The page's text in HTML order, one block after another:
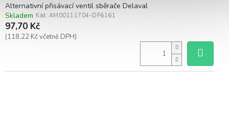
Alternativní přisávací ventil sběrače Delaval
Skladem Kód: AM00111704-DF6161
97,70 Kč
(118,22 Kč včetně DPH)